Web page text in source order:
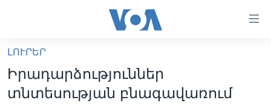
հիմնական
բովանդակությանը
անցնել
ԼՈՒՐԵՐ
ԼՈՒՐԵՐ
Իրադարձություններ
տնտեսության բնագավառում